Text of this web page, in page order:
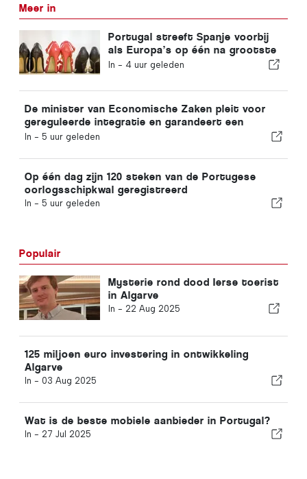
Meer in
Portugal streeft Spanje voorbij
als Europa’s op één na grootste
schoenenproducent
In - 4 uur geleden
De minister van Economische Zaken pleit voor
gereguleerde integratie en garandeert een
versneld traject voor immigranten
In - 5 uur geleden
Op één dag zijn 120 steken van de Portugese
oorlogsschipkwal geregistreerd
In - 5 uur geleden
Populair
Mysterie rond dood Ierse toerist
in Algarve
In - 22 Aug 2025
125 miljoen euro investering in ontwikkeling
Algarve
In - 03 Aug 2025
Wat is de beste mobiele aanbieder in Portugal?
In - 27 Jul 2025